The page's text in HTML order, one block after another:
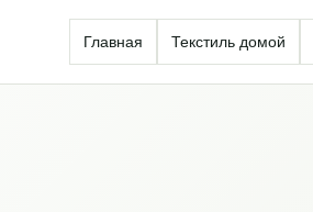
Главная Текстиль домой